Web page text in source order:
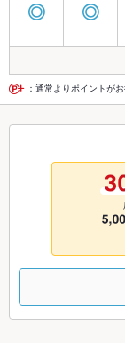
◎ ◎
◎ ◎
8/28 8/29
：通常よりポイントが